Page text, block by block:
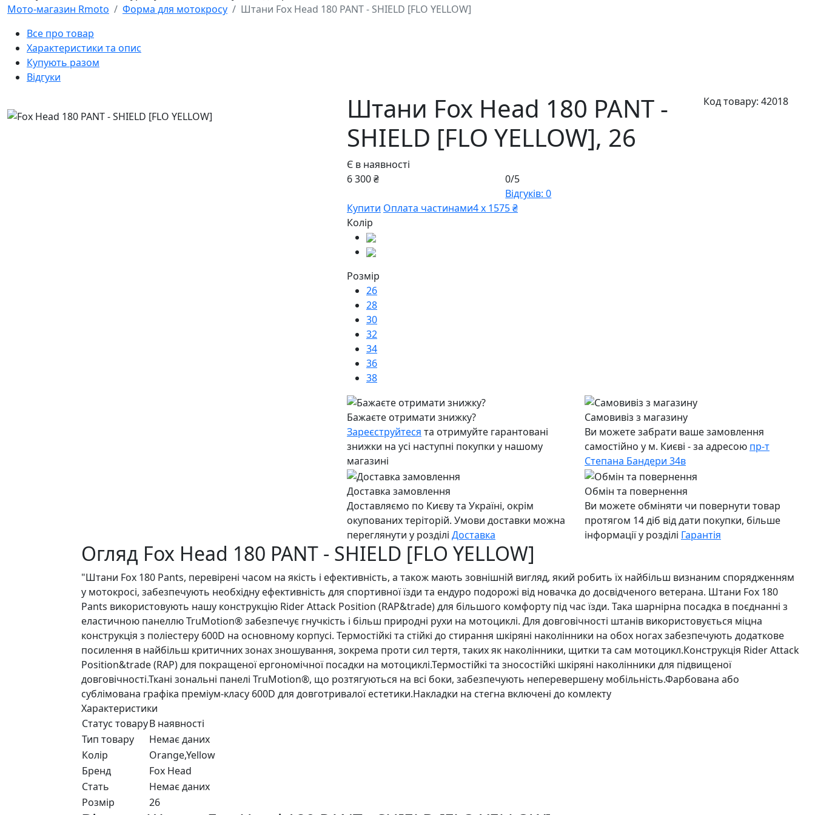
Мото-магазин Rmoto
Форма для мотокросу
Штани Fox Head 180 PANT - SHIELD [FLO YELLOW]
Все про товар
Характеристики та опис
Купують разом
Відгуки
Штани Fox Head 180 PANT -
SHIELD [FLO YELLOW], 26
Є в наявності
Код товару: 42018
6 300 ₴
0/5
Відгуків: 0
Купити Оплата частинами4 х 1575 ₴
Колір
Розмір
26
28
30
32
34
36
38
Бажаєте отримати знижку?
Зареєструйтеся та отримуйте гарантовані
знижки на усі наступні покупки у нашому
магазині
Самовивіз з магазину
Ви можете забрати ваше замовлення
самостійно у м. Києві - за адресою пр-т
Степана Бандери 34в
Доставка замовлення
Доставляємо по Києву та Україні, окрім
окупованих теріторій. Умови доставки можна
переглянути у розділі Доставка
Обмін та повернення
Ви можете обміняти чи повернути товар
протягом 14 діб від дати покупки, більше
інформації у розділі Гарантія
Огляд Fox Head 180 PANT - SHIELD [FLO YELLOW]
"Штани Fox 180 Pants, перевірені часом на якість і ефективність, а також мають зовнішній вигляд, який робить їх найбільш визнаним спорядженням
у мотокросі, забезпечують необхідну ефективність для спортивної їзди та ендуро подорожі від новачка до досвідченого ветерана. Штани Fox 180
Pants використовують нашу конструкцію Rider Attack Position (RAP&trade) для більшого комфорту під час їзди. Така шарнірна посадка в поєднанні з
еластичною панеллю TruMotion® забезпечує гнучкість і більш природні рухи на мотоциклi. Для довговічності штанів використовується міцна
конструкція з поліестеру 600D на основному корпусі. Термостійкі та стійкі до стирання шкіряні наколінники на обох ногах забезпечують додаткове
посилення в найбільш критичних зонах зношування, зокрема проти сил тертя, таких як наколінники, щитки та сам мотоцикл.Конструкція Rider Attack
Position&trade (RAP) для покращеної ергономічної посадки на мотоциклі.Термостійкі та зносостійкі шкіряні наколінники для підвищеної
довговічності.Ткані зональні панелі TruMotion®, що розтягуються на всі боки, забезпечують неперевершену мобільність.Фарбована або
сублімована графіка преміум-класу 600D для довготривалої естетики.Накладки на стегна включені до комлекту
Характеристики
Статус товаруВ наявності
Тип товару
Немає даних
Колір
Orange,Yellow
Бренд
Fox Head
Стать
Немає даних
Розмір
26